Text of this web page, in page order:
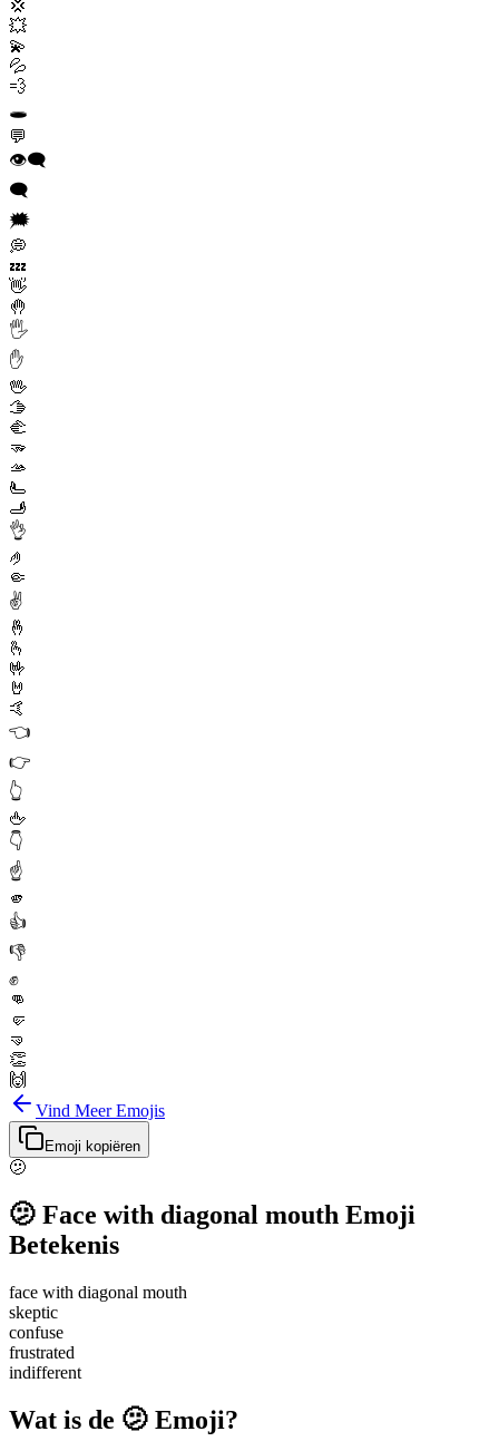
💢
💥
💫
💦
💨
🕳️
💬
👁️‍🗨️
🗨️
🗯️
💭
💤
👋
🤚
🖐️
✋
🖖
🫱
🫲
🫳
🫴
🫷
🫸
👌
🤌
🤏
✌️
🤞
🫰
🤟
🤘
🤙
👈
👉
👆
🖕
👇
☝️
🫵
👍
👎
✊
👊
🤛
🤜
👏
🙌
Vind Meer Emojis
Emoji kopiëren
🫤
🫤 Face with diagonal mouth Emoji
Betekenis
face with diagonal mouth
skeptic
confuse
frustrated
indifferent
Wat is de 🫤 Emoji?